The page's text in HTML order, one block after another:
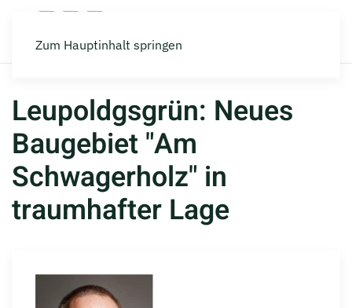
Zum Hauptinhalt springen
Leupoldgsgrün: Neues
Baugebiet "Am
Schwagerholz" in
traumhafter Lage